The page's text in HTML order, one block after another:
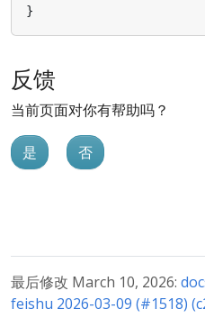
}
反馈
当前页面对你有帮助吗？
是 否
最后修改 March 10, 2026:
feishu 2026-03-09 (#1518)